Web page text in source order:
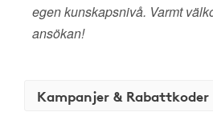
egen kunskapsnivå. Varmt
ansökan!
Kampanjer & Rabattkoder